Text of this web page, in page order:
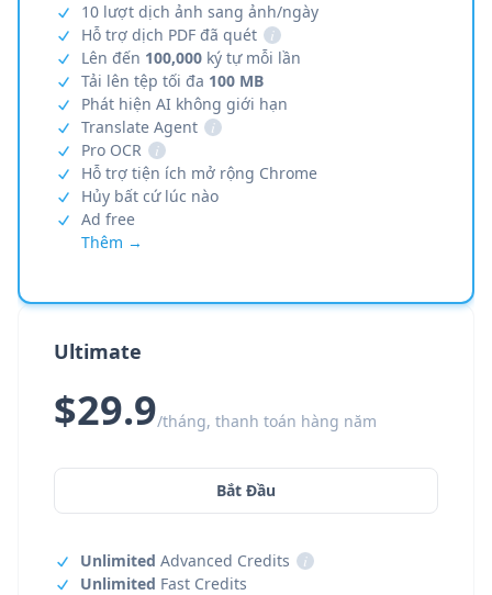
10 lượt dịch ảnh sang ảnh/ngày
Hỗ trợ dịch PDF đã quét
i
Lên đến 100,000 ký tự mỗi lần
Tải lên tệp tối đa 100 MB
Phát hiện AI không giới hạn
Translate Agent
i
Pro OCR
i
Hỗ trợ tiện ích mở rộng Chrome
Hủy bất cứ lúc nào
Ad free
Thêm →
Ultimate
$29.9/tháng, thanh toán hàng năm
Bắt Đầu
Unlimited Advanced Credits
i
Unlimited Fast Credits